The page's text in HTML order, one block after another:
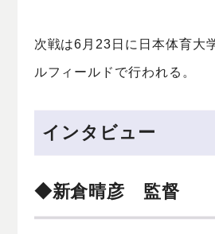
次戦は6月23日に日本体育大
ルフィールドで行われる。
インタビュー
◆新倉晴彦 監督